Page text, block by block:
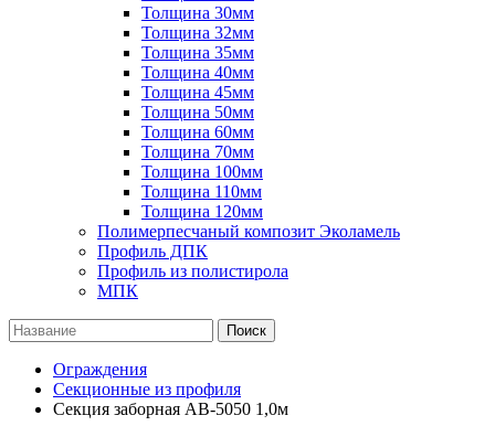
Толщина 30мм
Толщина 32мм
Толщина 35мм
Толщина 40мм
Толщина 45мм
Толщина 50мм
Толщина 60мм
Толщина 70мм
Толщина 100мм
Толщина 110мм
Толщина 120мм
Полимерпесчаный композит Эколамель
Профиль ДПК
Профиль из полистирола
МПК
Поиск
Ограждения
Секционные из профиля
Секция заборная AB-5050 1,0м